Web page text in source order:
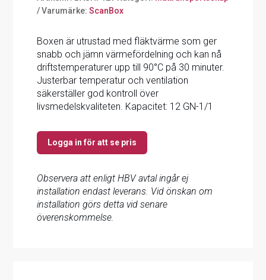
Varumärke:ScanBox
Boxen är utrustad med fläktvärme som ger
snabb och jämn värmefördelning och kan nå
driftstemperaturer upp till 90°C på 30 minuter.
Justerbar temperatur och ventilation
säkerställer god kontroll över
livsmedelskvaliteten. Kapacitet: 12 GN-1/1
Logga in för att se pris
Observera att enligt HBV avtal ingår ej
installation endast leverans. Vid önskan om
installation görs detta vid senare
överenskommelse.